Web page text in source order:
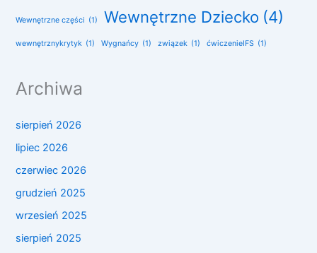
Wewnętrzne części (1) Wewnętrzne Dziecko (4)
wewnętrznykrytyk (1) Wygnańcy (1) związek (1) ćwiczenieIFS (1)
Archiwa
sierpień 2026
lipiec 2026
czerwiec 2026
grudzień 2025
wrzesień 2025
sierpień 2025